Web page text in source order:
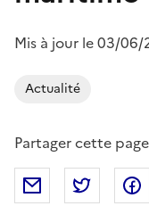
Mis à jour le 03/06/
Actualité
Partager cette page
Partager par